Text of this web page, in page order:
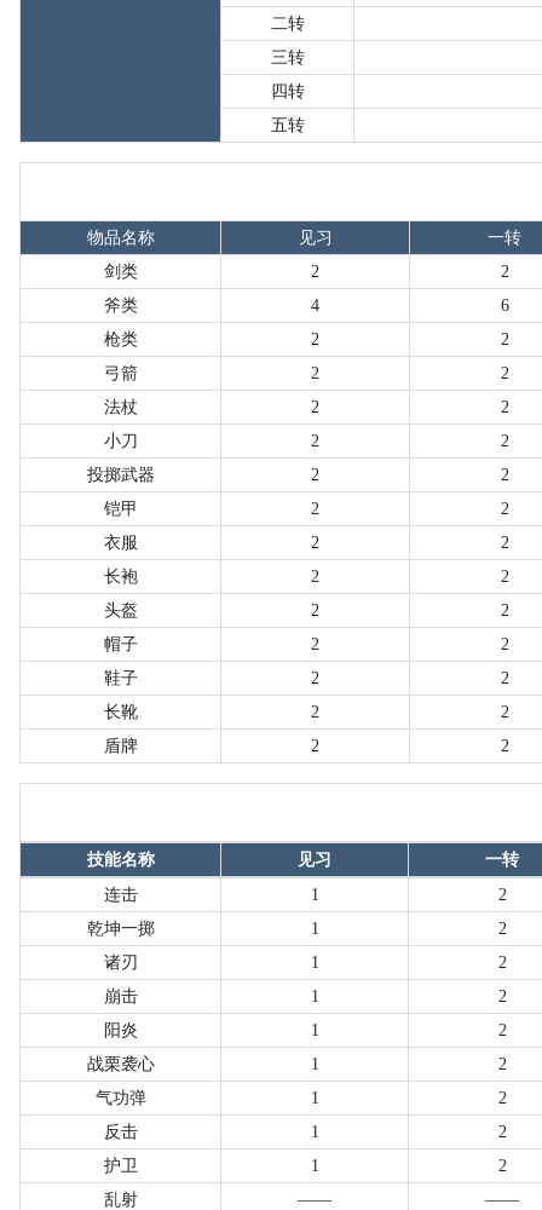
二转
三转
四转
五转
物品名称 见习
一转
剑类
2
2
斧类
4
6
枪类
2
2
弓箭
2
2
法杖
2
2
小刀
2
2
投掷武器
2
2
铠甲
2
2
衣服
2
2
长袍
2
2
头盔
2
2
帽子
2
2
鞋子
2
2
长靴
2
2
盾牌
2 2
技能名称 见习
一转
连击
1
2
乾坤一掷
1
2
诸刃
1
2
崩击
1
2
阳炎
1
2
战栗袭心
1
2
气功弹
1
2
反击
1
2
护卫
1
2
乱射
——
——